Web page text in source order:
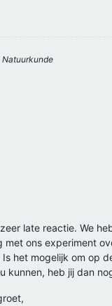
late reactie. We
met ons experiment
het mogelijk om op
kunnen, heb jij dan